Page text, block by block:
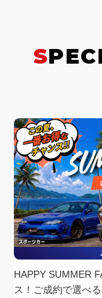
HAPPY SUMMER
ス！ご成約で選べ